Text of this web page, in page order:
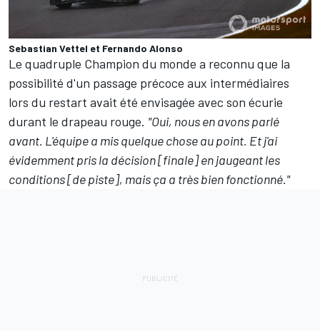
Sebastian Vettel et Fernando Alonso
Le quadruple Champion du monde a reconnu que la
possibilité d'un passage précoce aux intermédiaires
lors du restart avait été envisagée avec son écurie
durant le drapeau rouge. "Oui, nous en avons parlé
avant. L'équipe a mis quelque chose au point. Et j'ai
évidemment pris la décision [finale] en jaugeant les
conditions [de piste], mais ça a très bien fonctionné."